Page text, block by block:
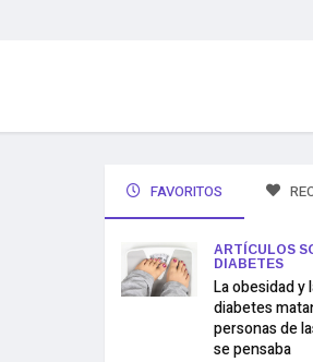
FAVORITOS
ARTÍCULOS
DIABETES
La obesidad y
diabetes
personas de
se pensaba